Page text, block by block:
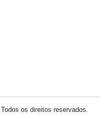
os direitos reservados.